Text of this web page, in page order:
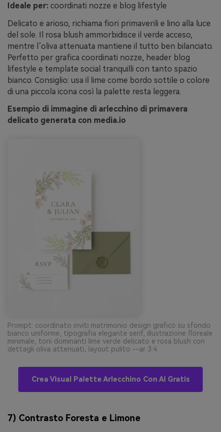
Ideale per: coordinati nozze e blog lifestyle
Delicato e arioso, richiama fiori primaverili e lino alla luce
del sole. Il rosa blush ammorbidisce il verde acceso,
mentre l’oliva attenuata mantiene il tutto ben bilanciato.
Perfetto per grafica coordinati nozze, header blog
lifestyle e template social tranquilli con tanto spazio
bianco. Consiglio: usa il lime come bordo sottile o colore
di una piccola icona così la palette resta leggera.
Esempio di immagine di arlecchino di primavera
delicato generata con media.io
Prompt: coordinato inviti matrimonio design grafico su sfondo
bianco uniforme, tipografia elegante serif, illustrazione floreale
minimale, toni dominanti lime verde delicato e rosa blush con
dettagli oliva attenuati, layout pulito --ar 3:4
Crea Visual Palette Arlecchino Con AI Gratis
7) Contrasto Foresta e Limone